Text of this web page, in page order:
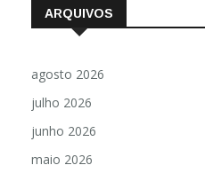
ARQUIVOS
agosto 2026
julho 2026
junho 2026
maio 2026